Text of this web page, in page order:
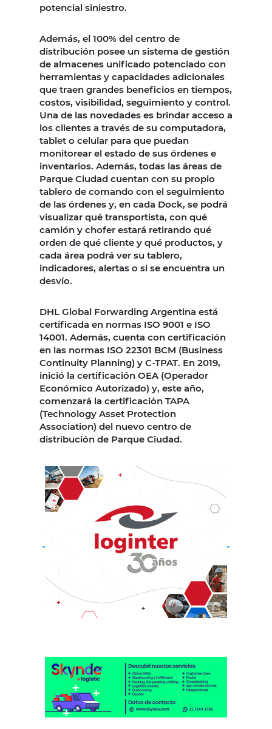
potencial siniestro.
Además, el 100% del centro de
distribución posee un sistema de gestión
de almacenes unificado potenciado con
herramientas y capacidades adicionales
que traen grandes beneficios en tiempos,
costos, visibilidad, seguimiento y control.
Una de las novedades es brindar acceso a
los clientes a través de su computadora,
tablet o celular para que puedan
monitorear el estado de sus órdenes e
inventarios. Además, todas las áreas de
Parque Ciudad cuentan con su propio
tablero de comando con el seguimiento
de las órdenes y, en cada Dock, se podrá
visualizar qué transportista, con qué
camión y chofer estará retirando qué
orden de qué cliente y qué productos, y
cada área podrá ver su tablero,
indicadores, alertas o si se encuentra un
desvío.
DHL Global Forwarding Argentina está
certificada en normas ISO 9001 e ISO
14001. Además, cuenta con certificación
en las normas ISO 22301 BCM (Business
Continuity Planning) y C-TPAT. En 2019,
inició la certificación OEA (Operador
Económico Autorizado) y, este año,
comenzará la certificación TAPA
(Technology Asset Protection
Association) del nuevo centro de
distribución de Parque Ciudad.